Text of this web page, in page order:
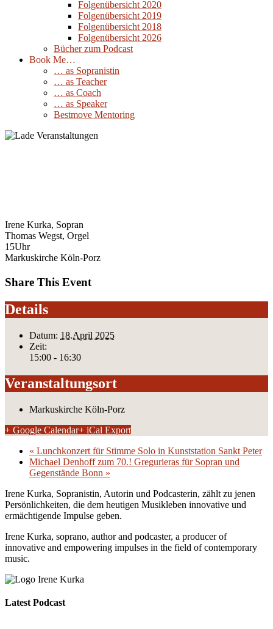
Folgenübersicht 2020
Folgenübersicht 2019
Folgenübersicht 2018
Folgenübersicht 2026
Bücher zum Podcast
Book Me…
… as Sopranistin
… as Teacher
… as Coach
… as Speaker
Bestmove Mentoring
Irene Kurka, Sopran
Thomas Wegst, Orgel
15Uhr
Markuskirche Köln-Porz
Share This Event
Details
Datum: 18.April 2025
Zeit:
15:00 - 16:30
Veranstaltungsort
Markuskirche Köln-Porz
+ Google Calendar+ iCal Export
« Lunchkonzert für Stimme Solo in Kunststation Sankt Peter
Michael Denhoff zum 70.! Gregurieras für Sopran und
Gegenstände Bonn »
Irene Kurka, Sopranistin, Autorin und Podcasterin, zählt zu jenen
Persönlichkeiten, die dem heutigen Musikleben innovative und
ermächtigende Impulse geben.
Irene Kurka, soprano, author and podcaster, a producer of
innovative and empowering impulses in the field of contemporary
music.
Latest Podcast